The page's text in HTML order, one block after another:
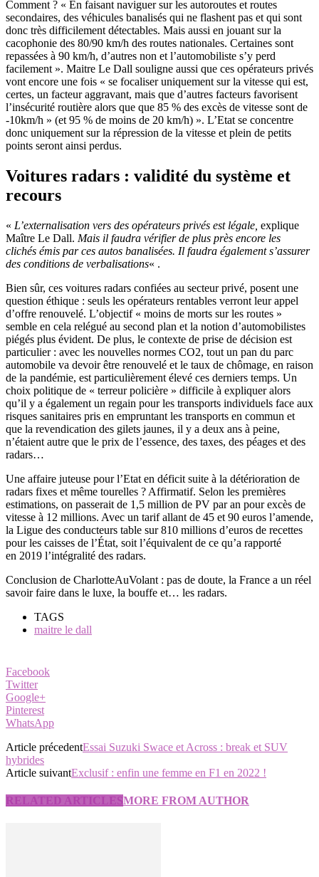
Comment ? « En faisant naviguer sur les autoroutes et routes
secondaires, des véhicules banalisés qui ne flashent pas et qui sont
donc très difficilement détectables. Mais aussi en jouant sur la
cacophonie des 80/90 km/h des routes nationales. Certaines sont
repassées à 90 km/h, d’autres non et l’automobiliste s’y perd
facilement ». Maitre Le Dall souligne aussi que ces opérateurs privés
vont encore une fois « se focaliser uniquement sur la vitesse qui est,
certes, un facteur aggravant, mais que d’autres facteurs favorisent
l’insécurité routière alors que que 85 % des excès de vitesse sont de
-10km/h » (et 95 % de moins de 20 km/h) ». L’Etat se concentre
donc uniquement sur la répression de la vitesse et plein de petits
points seront ainsi perdus.
Voitures radars : validité du système et
recours
« L’externalisation vers des opérateurs privés est légale, explique
Maître Le Dall. Mais il faudra vérifier de plus près encore les
clichés émis par ces autos banalisées. Il faudra également s’assurer
des conditions de verbalisations« .
Bien sûr, ces voitures radars confiées au secteur privé, posent une
question éthique : seuls les opérateurs rentables verront leur appel
d’offre renouvelé. L’objectif « moins de morts sur les routes »
semble en cela relégué au second plan et la notion d’automobilistes
piégés plus évident. De plus, le contexte de prise de décision est
particulier : avec les nouvelles normes CO2, tout un pan du parc
automobile va devoir être renouvelé et le taux de chômage, en raison
de la pandémie, est particulièrement élevé ces derniers temps. Un
choix politique de « terreur policière » difficile à expliquer alors
qu’il y a également un regain pour les transports individuels face aux
risques sanitaires pris en empruntant les transports en commun et
que la revendication des gilets jaunes, il y a deux ans à peine,
n’étaient autre que le prix de l’essence, des taxes, des péages et des
radars…
Une affaire juteuse pour l’Etat en déficit suite à la détérioration de
radars fixes et même tourelles ? Affirmatif. Selon les premières
estimations, on passerait de 1,5 million de PV par an pour excès de
vitesse à 12 millions. Avec un tarif allant de 45 et 90 euros l’amende,
la Ligue des conducteurs table sur 810 millions d’euros de recettes
pour les caisses de l’État, soit l’équivalent de ce qu’a rapporté
en 2019 l’intégralité des radars.
Conclusion de CharlotteAuVolant : pas de doute, la France a un réel
savoir faire dans le luxe, la bouffe et… les radars.
TAGS
maitre le dall
Facebook
Twitter
Google+
Pinterest
WhatsApp
Article précedentEssai Suzuki Swace et Across : break et SUV
hybrides
Article suivantExclusif : enfin une femme en F1 en 2022 !
RELATED ARTICLESMORE FROM AUTHOR